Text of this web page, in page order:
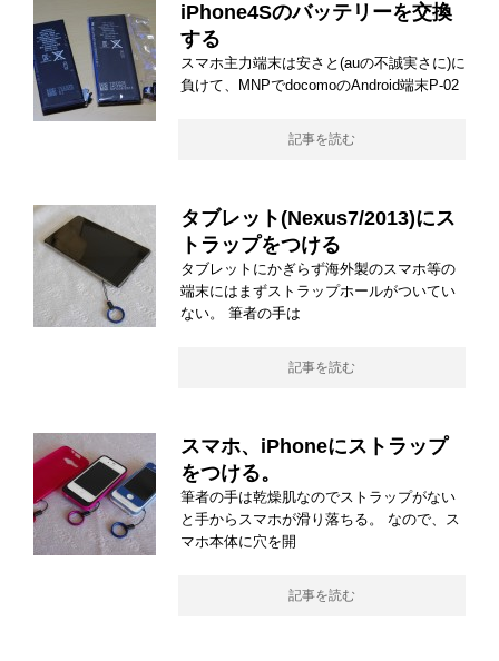
iPhone4Sのバッテリーを交換
する
スマホ主力端末は安さと(auの不誠実さに)に
負けて、MNPでdocomoのAndroid端末P-02
記事を読む
タブレット(Nexus7/2013)にス
トラップをつける
タブレットにかぎらず海外製のスマホ等の
端末にはまずストラップホールがついてい
ない。 筆者の手は
記事を読む
スマホ、iPhoneにストラップ
をつける。
筆者の手は乾燥肌なのでストラップがない
と手からスマホが滑り落ちる。 なので、ス
マホ本体に穴を開
記事を読む